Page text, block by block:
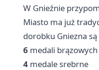
W Gnieźnie
Miasto ma już
dorobku Gniezna są
6 medali brązowych
4 medale srebrne